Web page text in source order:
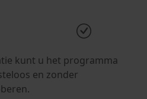
kunt u het programma
en zonder